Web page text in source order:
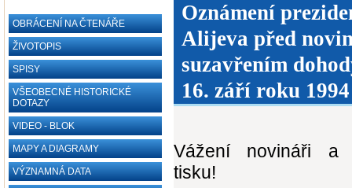
OBRÁCENÍ NA ČTENÁŘE
ŽIVOTOPIS
SPISY
VŠEOBECNÉ HISTORICKÉ
DOTAZY
VIDEO - BLOK
MAPY A DIAGRAMY
VÝZNAMNÁ DATA
Oznámení
Alijeva před
suzavřením
16. září roku 1994
Vážení novináři a
tisku!